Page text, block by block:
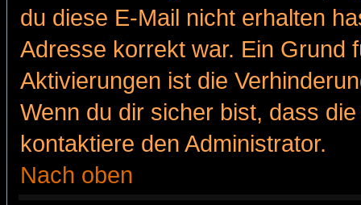
du diese E-Mail nicht erhalten
Adresse korrekt war. Ein Grund
Aktivierungen ist die
Wenn du dir sicher bist, dass
kontaktiere den Administrator.
Nach oben